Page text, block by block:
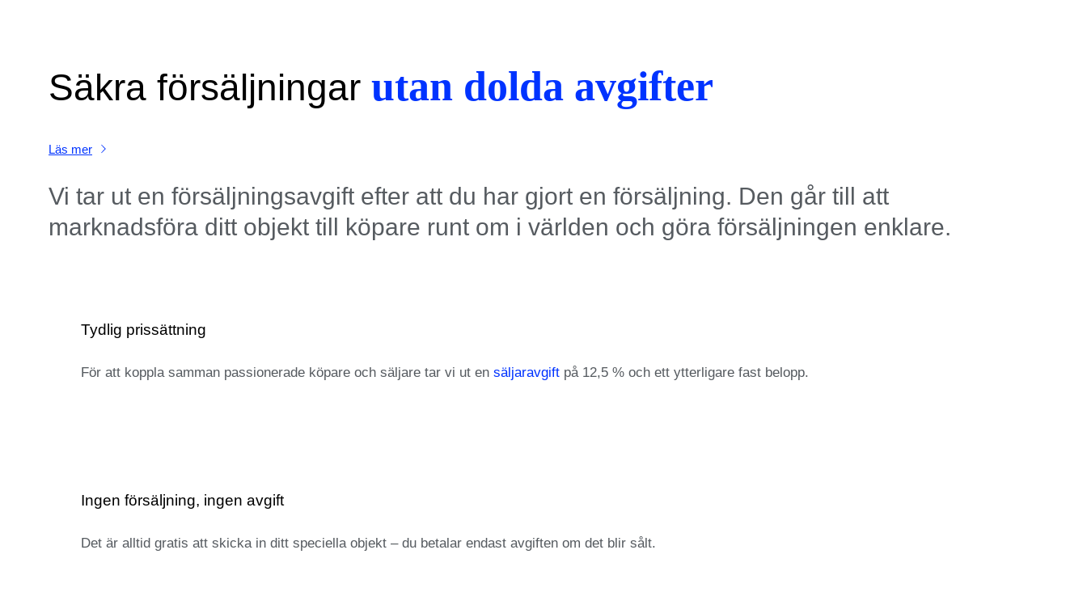
Säkra försäljningar utan dolda avgifter
Läs mer
Vi tar ut en försäljningsavgift efter att du har gjort en försäljning. Den går till att
marknadsföra ditt objekt till köpare runt om i världen och göra försäljningen enklare.
Tydlig prissättning
För att koppla samman passionerade köpare och säljare tar vi ut en säljaravgift på 12,5 % och ett ytterligare fast belopp.
Ingen försäljning, ingen avgift
Det är alltid gratis att skicka in ditt speciella objekt – du betalar endast avgiften om det blir sålt.